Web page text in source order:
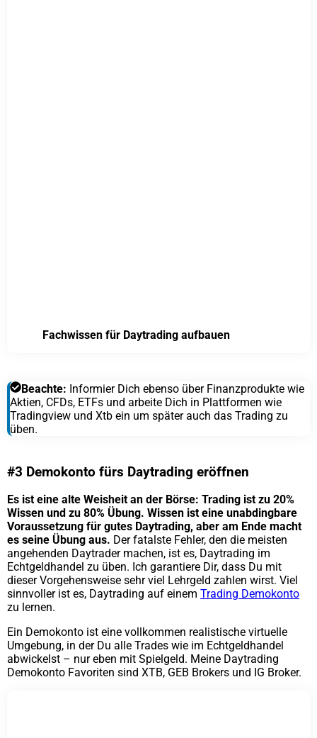
Fachwissen für Daytrading aufbauen
Beachte: Informier Dich ebenso über Finanzprodukte wie
Aktien, CFDs, ETFs und arbeite Dich in Plattformen wie
Tradingview und Xtb ein um später auch das Trading zu
üben.
#3 Demokonto fürs Daytrading eröffnen
Es ist eine alte Weisheit an der Börse: Trading ist zu 20%
Wissen und zu 80% Übung. Wissen ist eine unabdingbare
Voraussetzung für gutes Daytrading, aber am Ende macht
es seine Übung aus. Der fatalste Fehler, den die meisten
angehenden Daytrader machen, ist es, Daytrading im
Echtgeldhandel zu üben. Ich garantiere Dir, dass Du mit
dieser Vorgehensweise sehr viel Lehrgeld zahlen wirst. Viel
sinnvoller ist es, Daytrading auf einem Trading Demokonto
zu lernen.
Ein Demokonto ist eine vollkommen realistische virtuelle
Umgebung, in der Du alle Trades wie im Echtgeldhandel
abwickelst – nur eben mit Spielgeld. Meine Daytrading
Demokonto Favoriten sind XTB, GEB Brokers und IG Broker.